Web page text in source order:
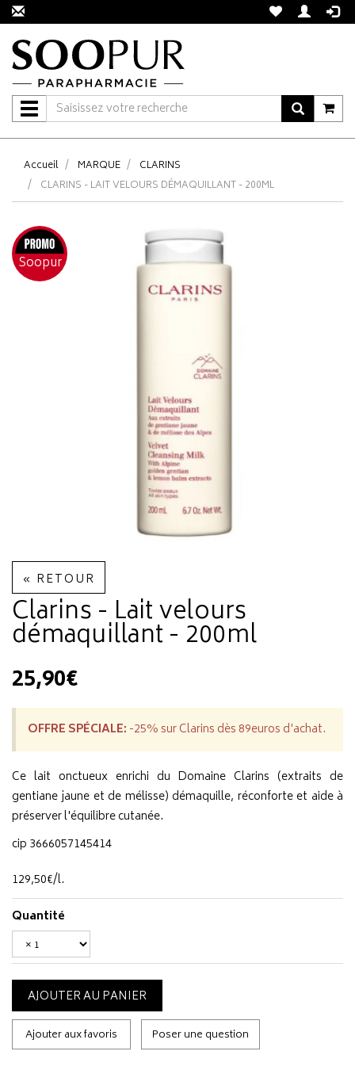
Navigation
Accueil MARQUE
CLARINS
CLARINS - LAIT VELOURS DÉMAQUILLANT - 200ML
Soopur
« RETOUR
Clarins - Lait velours
démaquillant - 200ml
25,90€
OFFRE SPÉCIALE: -25% sur Clarins dès 89euros d'achat.
Ce lait onctueux enrichi du Domaine Clarins (extraits de
gentiane jaune et de mélisse) démaquille, réconforte et aide à
préserver l'équilibre cutanée.
cip 3666057145414
129,50€/l.
Quantité
AJOUTER AU PANIER
Ajouter aux favoris Poser une question